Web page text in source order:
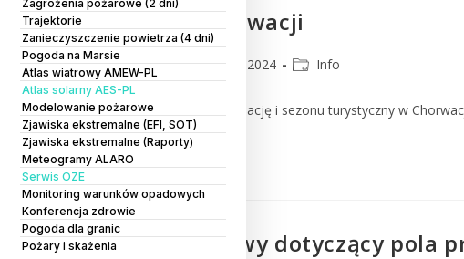
Zagrożenia pożarowe (2 dni)
Trajektorie
Zanieczyszczenie powietrza (4 dni)
Pogoda na Marsie
Atlas wiatrowy AMEW-PL
Atlas solarny AES-PL
Modelowanie pożarowe
Zjawiska ekstremalne (EFI, SOT)
Zjawiska ekstremalne (Raporty)
Meteogramy ALARO
Serwis OZE
Monitoring warunków opadowych
Konferencja zdrowie
Pogoda dla granic
Pożary i skażenia
Pożary w Chorwacji
CMM 1 sierpnia 2024 Info
Ze względu na trudną sytuację i sezonu turystyczny w
Czytaj Dalej
Raport końcowy dotyczący pola